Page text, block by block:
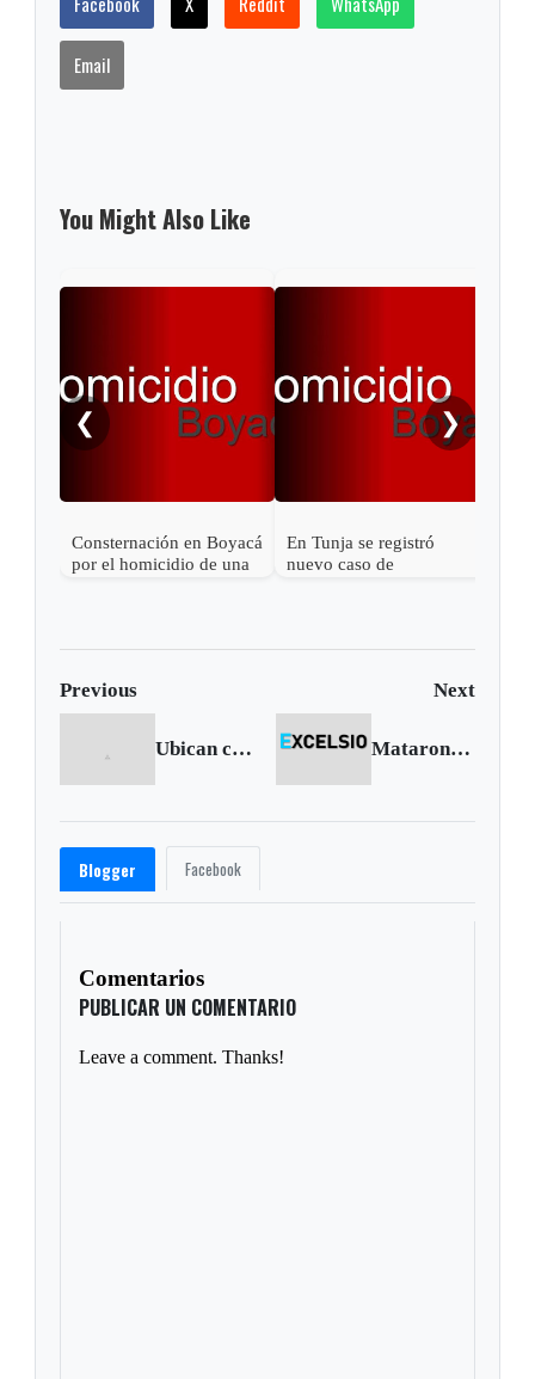
Email
You Might Also Like
❮
Consternación en Boyacá
por el homicidio de una
En Tunja se registró
nuevo caso de
❯
Previous Next
Ubican caleta con explosivos y armamento en Chita Mataron a ‘Pedro Esmeralda’ en el centro de Bogotá
Blogger Facebook
Comentarios
PUBLICAR UN COMENTARIO
Leave a comment. Thanks!